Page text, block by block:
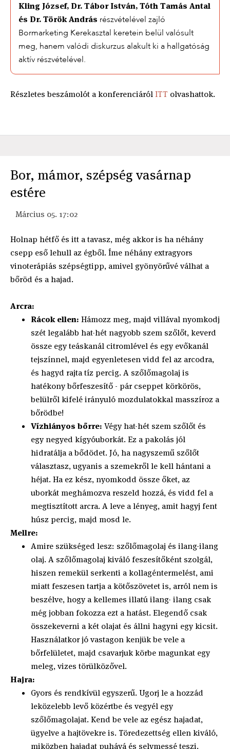
Kling József, Dr. Tábor István, Tóth Tamás Antal
és Dr. Török András részvételével zajló
Bormarketing Kerekasztal keretein belül valósult
meg, hanem valódi diskurzus alakult ki a hallgatóság
aktív részvételével.
Részletes beszámolót a konferenciárólITT olvashattok.
Bor, mámor, szépség vasárnap
estére
Március 05. 17:02
Holnap hétfő és itt a tavasz, még akkor is ha néhány
csepp eső lehull az égből. Íme néhány extragyors
vinoterápiás szépségtipp, amivel gyönyörűvé válhat a
bőröd és a hajad.
Arcra:
Rácok ellen: Hámozz meg, majd villával nyomkodj
szét legalább hat-hét nagyobb szem szőlőt, keverd
össze egy teáskanál citromlével és egy evőkanál
tejszínnel, majd egyenletesen vidd fel az arcodra,
és hagyd rajta tíz percig. A szőlőmagolaj is
hatékony bőrfeszesítő - pár cseppet körkörös,
belülről kifelé irányuló mozdulatokkal masszíroz a
bőrödbe!
Vízhiányos bőrre: Végy hat-hét szem szőlőt és
egy negyed kígyóuborkát. Ez a pakolás jól
hidratálja a bődödet. Jó, ha nagyszemű szőlőt
választasz, ugyanis a szemekről le kell hántani a
héjat. Ha ez kész, nyomkodd össze őket, az
uborkát meghámozva reszeld hozzá, és vidd fel a
megtisztított arcra. A leve a lényeg, amit hagyj fent
húsz percig, majd mosd le.
Mellre:
Amire szükséged lesz: szőlőmagolaj és ilang-ilang
olaj. A szőlőmagolaj kiváló feszesítőként szolgál,
hiszen remekül serkenti a kollagéntermelést, ami
miatt feszesen tartja a kötőszövetet is, arról nem is
beszélve, hogy a kellemes illatú ilang- ilang csak
még jobban fokozza ezt a hatást. Elegendő csak
összekeverni a két olajat és állni hagyni egy kicsit.
Használatkor jó vastagon kenjük be vele a
bőrfelületet, majd csavarjuk körbe magunkat egy
meleg, vizes törülközővel.
Hajra:
Gyors és rendkívül egyszerű. Ugorj le a hozzád
leközelebb levő közértbe és vegyél egy
szőlőmagolajat. Kend be vele az egész hajadat,
ügyelve a hajtövekre is. Töredezettség ellen kiváló,
miközben hajadat puhává és selymessé teszi.